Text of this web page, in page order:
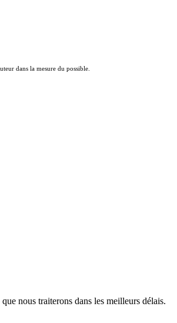
dans la mesure du possible.
nous traiterons dans les meilleurs délais.